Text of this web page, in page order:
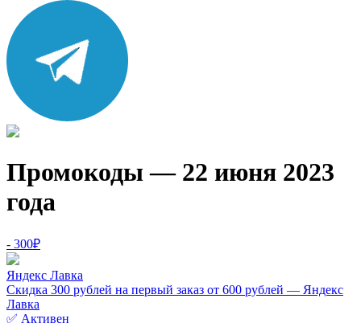
Промокоды — 22 июня 2023
года
- 300₽
Яндекс Лавка
Скидка 300 рублей на первый заказ от 600 рублей — Яндекс
Лавка
✅ Активен